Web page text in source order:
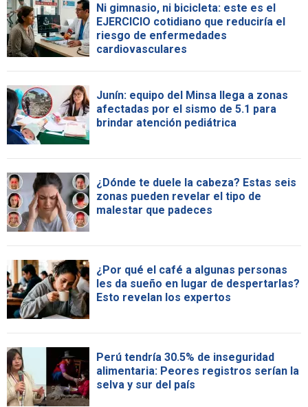
Ni gimnasio, ni bicicleta: este es el
EJERCICIO cotidiano que reduciría el
riesgo de enfermedades
cardiovasculares
Junín: equipo del Minsa llega a zonas
afectadas por el sismo de 5.1 para
brindar atención pediátrica
¿Dónde te duele la cabeza? Estas seis
zonas pueden revelar el tipo de
malestar que padeces
¿Por qué el café a algunas personas
les da sueño en lugar de despertarlas?
Esto revelan los expertos
Perú tendría 30.5% de inseguridad
alimentaria: Peores registros serían la
selva y sur del país